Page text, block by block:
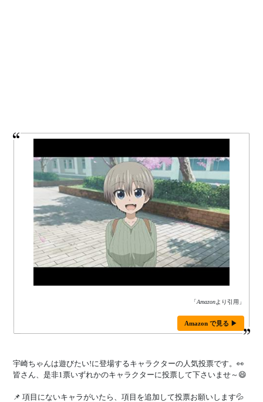
「Amazonより引用」
Amazon で見る ▶
宇崎ちゃんは遊びたい!に登場するキャラクターの人気投票です。👀
皆さん、是非1票いずれかのキャラクターに投票して下さいませ～😄
📌 項目にないキャラがいたら、項目を追加して投票お願いします💦